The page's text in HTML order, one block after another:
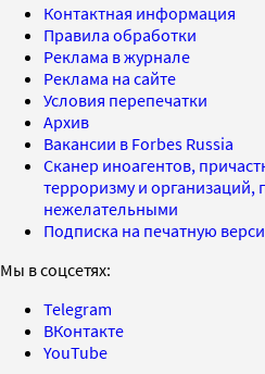
Контактная информация
Правила обработки
Реклама в журнале
Реклама на сайте
Условия перепечатки
Архив
Вакансии в Forbes Russia
Сканер иноагентов,
терроризму и организаций,
нежелательными
Подписка на печатную
Мы в соцсетях:
Telegram
ВКонтакте
YouTube